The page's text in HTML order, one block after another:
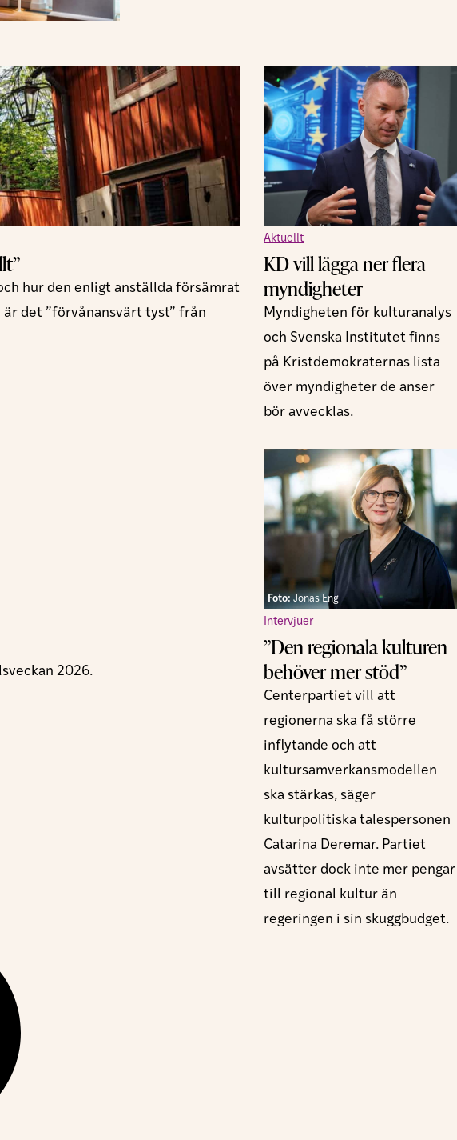
hur den enligt anställda försämrat
det ”förvånansvärt tyst” från
Aktuellt
KD vill lägga ner flera
myndigheter
Myndigheten för kulturanalys
och Svenska Institutet finns
på Kristdemokraternas lista
över myndigheter de anser
bör avvecklas.
2026.
Foto: Jonas Eng
Intervjuer
”Den regionala kulturen
behöver mer stöd”
Centerpartiet vill att
regionerna ska få större
inflytande och att
kultursamverkansmodellen
ska stärkas, säger
kulturpolitiska talespersonen
Catarina Deremar. Partiet
avsätter dock inte mer pengar
till regional kultur än
regeringen i sin skuggbudget.